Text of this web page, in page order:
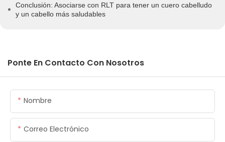
Conclusión: Asociarse con RLT para tener un cuero cabelludo
y un cabello más saludables
Ponte En Contacto Con Nosotros
Nombre
Correo Electrónico